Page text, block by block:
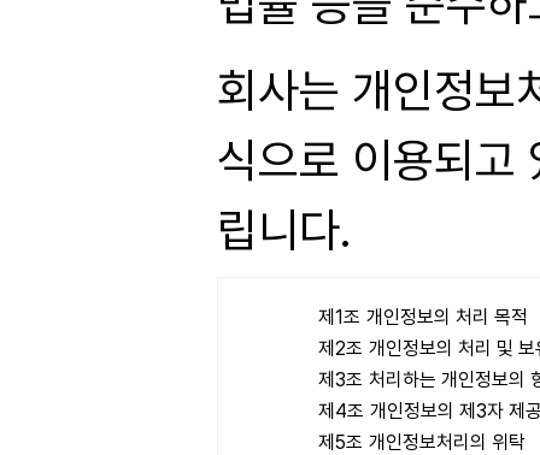
회사는 개인정보
식으로 이용되고
립니다.
개인정보의 처리 목적
개인정보의 처리 및 보
처리하는 개인정보의
개인정보의 제3자 제
개인정보처리의 위탁